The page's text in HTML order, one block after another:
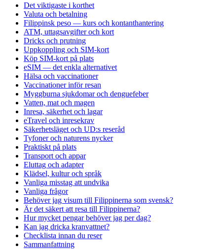
Det viktigaste i korthet
Valuta och betalning
Filippinsk peso — kurs och kontanthantering
ATM, uttagsavgifter och kort
Dricks och prutning
Uppkoppling och SIM-kort
Köp SIM-kort på plats
eSIM — det enkla alternativet
Hälsa och vaccinationer
Vaccinationer inför resan
Myggburna sjukdomar och denguefeber
Vatten, mat och magen
Inresa, säkerhet och lagar
eTravel och inresekrav
Säkerhetsläget och UD:s reseråd
Tyfoner och naturens nycker
Praktiskt på plats
Transport och appar
Eluttag och adapter
Klädsel, kultur och språk
Vanliga misstag att undvika
Vanliga frågor
Behöver jag visum till Filippinerna som svensk?
Är det säkert att resa till Filippinerna?
Hur mycket pengar behöver jag per dag?
Kan jag dricka kranvattnet?
Checklista innan du reser
Sammanfattning